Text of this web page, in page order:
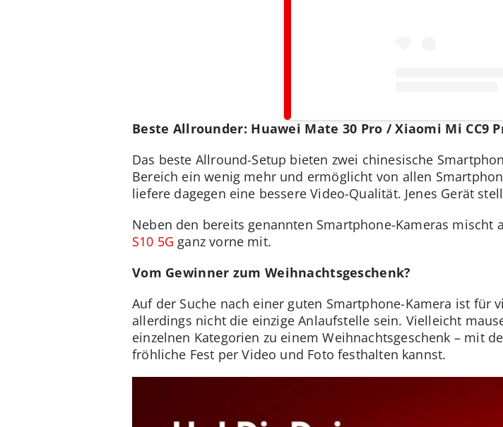
Beste Allrounder: Huawei Mate 30 Pro / Xiaomi Mi CC9
Das beste Allround-Setup bieten zwei chinesische
Bereich ein wenig mehr und ermöglicht von allen
liefere dagegen eine bessere Video-Qualität. Jenes Gerät
Neben den bereits genannten Smartphone-Kameras mischt
S10 5G ganz vorne mit.
Vom Gewinner zum Weihnachtsgeschenk?
Auf der Suche nach einer guten Smartphone-Kamera ist für
allerdings nicht die einzige Anlaufstelle sein. Vielleicht
einzelnen Kategorien zu einem Weihnachtsgeschenk – mit
fröhliche Fest per Video und Foto festhalten kannst.